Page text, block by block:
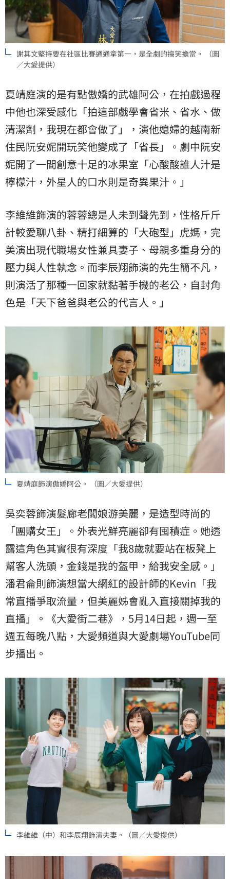
謝其文堅持要在社區比賽通通拿第一，是全劇的搞笑擔當。 （圖
／大愛提供）
夏靖庭演的是有點傲嬌的武雄阿公，在拍戲過程
中他也深受感化「拍這部戲學會省米、省水、做
清潔劑，我現在都會做了」，演他媳婦的越南新
住民阮安妮開玩笑他變成了「省長」。劇中阮安
妮開了一間創意十足的冰果室「心酸酸誰人汁是
檸檬汁，外星人的口水則是奇異果汁。」
李維維飾演的蓉蓉總是人未到聲先到，性格斤斤
計較愛聊八卦、精打細算的「大砲型」虎媽，完
美演出現代職場女性兼具妻子、母親多重身分的
壓力與人性執念。而李辰翔飾演的先生簡不凡，
則演活了那種一回家就黏著手機的老公，自封角
色是「天下爸爸與老公的代言人。」
夏靖庭飾演傲嬌阿公。 （圖／大愛提供）
吳奕蓉飾演髮廊老闆娘游美麗，是造型時尚的
「團購女王」。外表光鮮亮麗卻有囤積症。她透
露這角色其實很有深度「我8歲就要站在板凳上
幫客人洗頭，金錢是我的盔甲，給我安全感。」
潘君侖則飾演想當大網紅的設計師的Kevin「我
常直播爭取流量，但美麗姊會亂入直接關掉我的
直播」。《大愛街二巷》，5月14日起，週一至
週五每晚八點，大愛頻道與大愛劇場YouTube同
步播出。
李維維（中）和李辰翔飾演夫妻。（圖／大愛提供）